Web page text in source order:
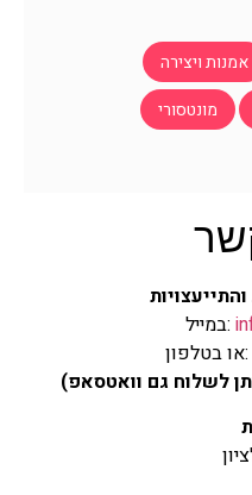
אמנות ויצירה
מונטסורי
:במייל
:או בטלפון